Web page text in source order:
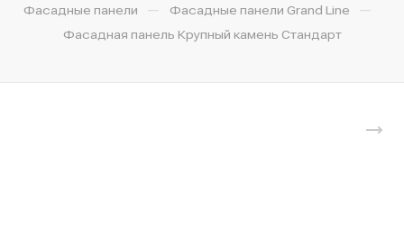
Фасадные панели — Фасадные панели Grand Line —
Фасадная панель Крупный камень Стандарт